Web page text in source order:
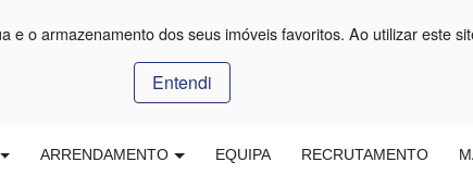
e o armazenamento dos seus imóveis favoritos. Ao utilizar este
Entendi
ARRENDAMENTO EQUIPA RECRUTAMENTO